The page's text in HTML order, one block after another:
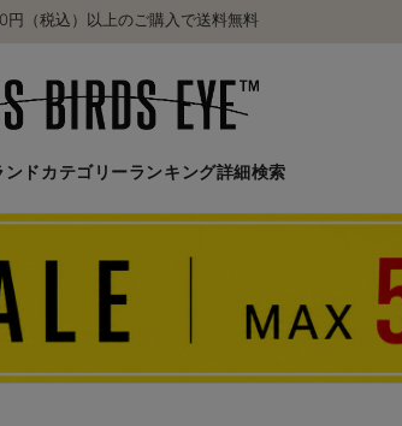
円（税込）以上のご購入で送料無料
ンド カテゴリーランキング詳細検索